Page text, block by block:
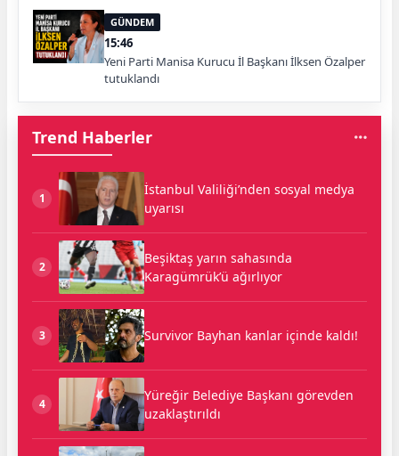
GÜNDEM
15:46
Yeni Parti Manisa Kurucu İl Başkanı İlksen Özalper
tutuklandı
Trend Haberler
1
İstanbul Valiliği’nden sosyal medya
uyarısı
2
Beşiktaş yarın sahasında
Karagümrük’ü ağırlıyor
3 Survivor Bayhan kanlar içinde kaldı!
4
Yüreğir Belediye Başkanı görevden
uzaklaştırıldı